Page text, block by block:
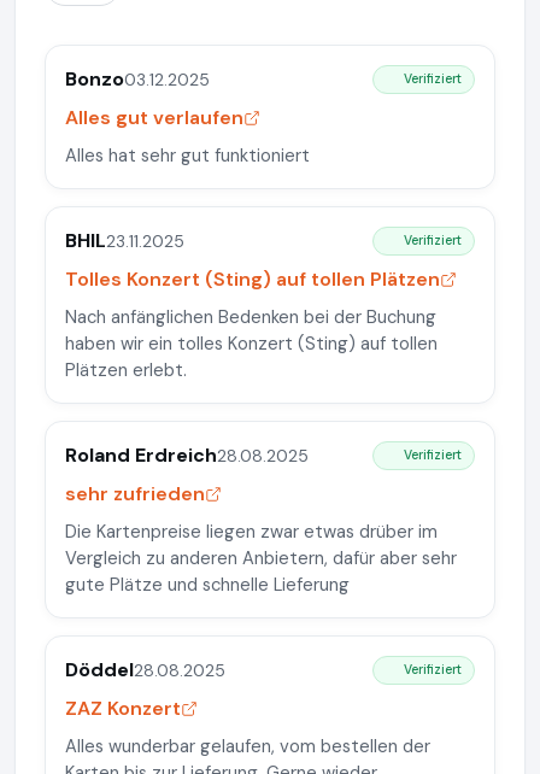
Bonzo03.12.2025 Verifiziert
Alles gut verlaufen
Alles hat sehr gut funktioniert
BHIL23.11.2025 Verifiziert
Tolles Konzert (Sting) auf tollen Plätzen
Nach anfänglichen Bedenken bei der Buchung
haben wir ein tolles Konzert (Sting) auf tollen
Plätzen erlebt.
Roland Erdreich28.08.2025 Verifiziert
sehr zufrieden
Die Kartenpreise liegen zwar etwas drüber im
Vergleich zu anderen Anbietern, dafür aber sehr
gute Plätze und schnelle Lieferung
Döddel28.08.2025 Verifiziert
ZAZ Konzert
Alles wunderbar gelaufen, vom bestellen der